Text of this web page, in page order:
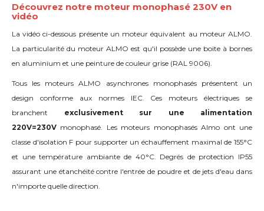
Découvrez notre moteur monophasé 230V en
vidéo
La vidéo ci-dessous présente un moteur équivalent au moteur ALMO.
La particularité du moteur ALMO est qu'il possède une boite à bornes
en aluminium et une peinture de couleur grise (RAL 9006).
Tous les moteurs ALMO asynchrones monophasés présentent un
design conforme aux normes IEC. Ces moteurs électriques se
branchent exclusivement sur une alimentation
220V=230V monophasé. Les moteurs monophasés Almo ont une
classe d'isolation F pour supporter un échauffement maximal de 155°C
et une température ambiante de 40°C. Degrés de protection IP55
assurant une étanchéité contre l'entrée de poudre et de jets d'eau dans
n'importe quelle direction.